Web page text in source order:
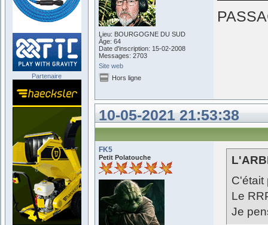
Lieu: BOURGOGNE DU SUD
Âge: 64
Date d'inscription: 15-02-2008
Messages: 2703
Site web
Hors ligne
10-05-2021 21:53:38
FK5
Petit Polatouche
C'était
Le
Je
Partenaire